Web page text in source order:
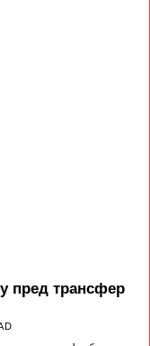
пред трансфер